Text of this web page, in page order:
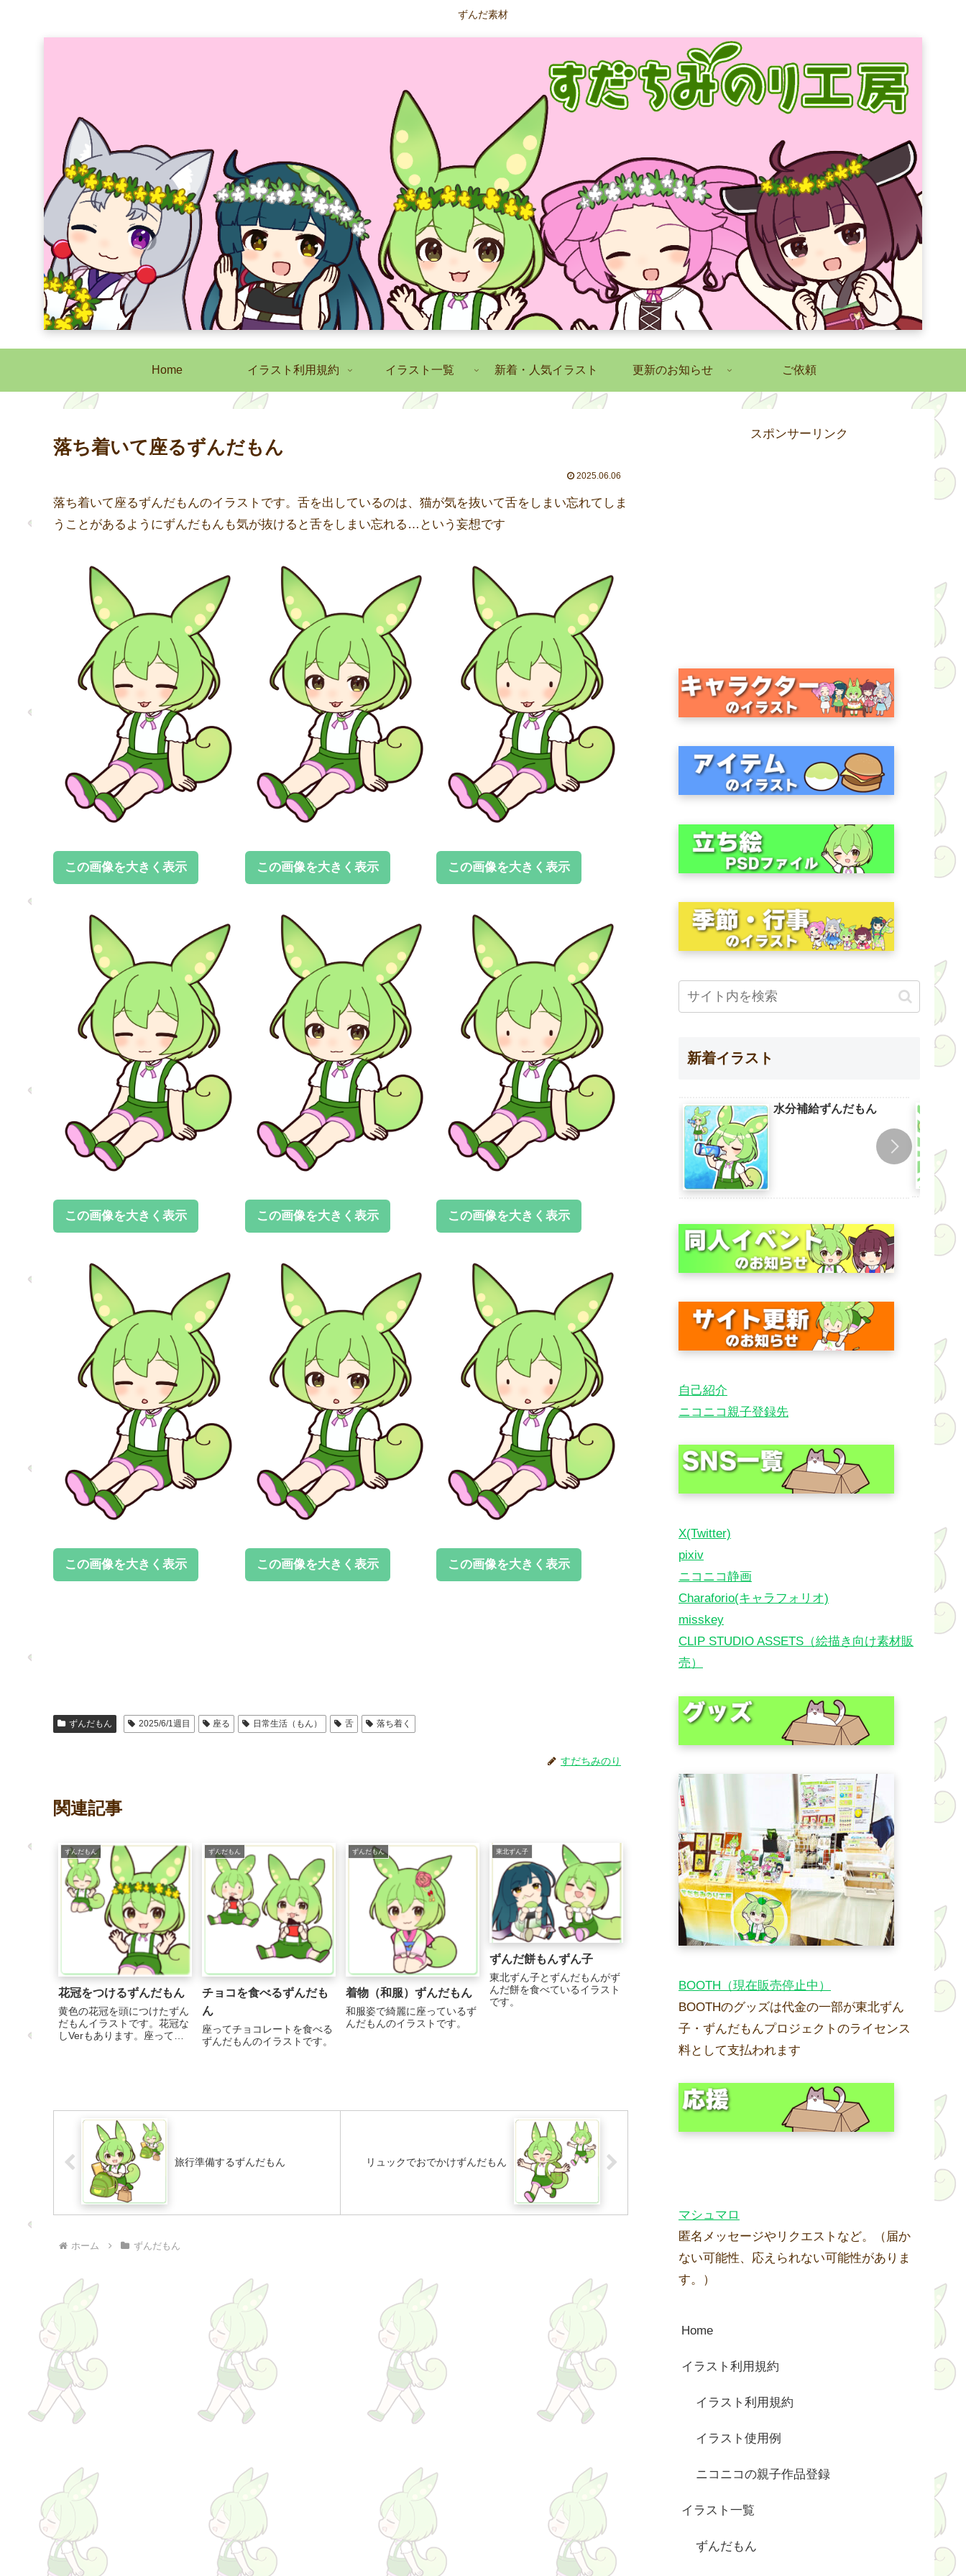
ずんだ素材
Home イラスト利用規約 イラスト一覧 新着・人気イラスト 更新のお知らせ ご依頼
落ち着いて座るずんだもん
2025.06.06
落ち着いて座るずんだもんのイラストです。舌を出しているのは、猫が気を抜いて舌をしまい忘れてしま
うことがあるようにずんだもんも気が抜けると舌をしまい忘れる…という妄想です
この画像を大きく表示 この画像を大きく表示 この画像を大きく表示
この画像を大きく表示 この画像を大きく表示 この画像を大きく表示
この画像を大きく表示 この画像を大きく表示 この画像を大きく表示
ずんだもん 2025/6/1週目 座る 日常生活（もん） 舌 落ち着く
すだちみのり
関連記事
ずんだもん
花冠をつけるずんだもん
黄色の花冠を頭につけたずん
だもんイラストです。花冠な
しVerもあります。座って楽
ずんだもん
チョコを食べるずんだも
ん
座ってチョコレートを食べる
ずんだもんのイラストです。
ずんだもん
着物（和服）ずんだもん
和服姿で綺麗に座っているず
んだもんのイラストです。
東北ずん子
ずんだ餅もんずん子
東北ずん子とずんだもんがず
んだ餅を食べているイラスト
です。
旅行準備するずんだもん リュックでおでかけずんだもん
ホーム ずんだもん
スポンサーリンク
新着イラスト
水分補給ずんだもん
自己紹介
ニコニコ親子登録先
X(Twitter)
pixiv
ニコニコ静画
Charaforio(キャラフォリオ)
misskey
CLIP STUDIO ASSETS（絵描き向け素材販
売）
BOOTH（現在販売停止中）
BOOTHのグッズは代金の一部が東北ずん
子・ずんだもんプロジェクトのライセンス
料として支払われます
マシュマロ
匿名メッセージやリクエストなど。（届か
ない可能性、応えられない可能性がありま
す。）
Home
イラスト利用規約
イラスト利用規約
イラスト使用例
ニコニコの親子作品登録
イラスト一覧
ずんだもん